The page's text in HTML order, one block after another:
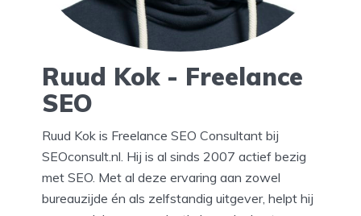
Ruud Kok - Freelance
SEO
Ruud Kok is Freelance SEO Consultant bij
SEOconsult.nl. Hij is al sinds 2007 actief bezig
met SEO. Met al deze ervaring aan zowel
bureauzijde én als zelfstandig uitgever, helpt hij